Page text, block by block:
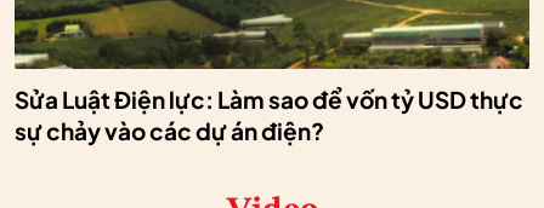
Sửa Luật Điện lực: Làm sao để vốn tỷ USD thực
sự chảy vào các dự án điện?